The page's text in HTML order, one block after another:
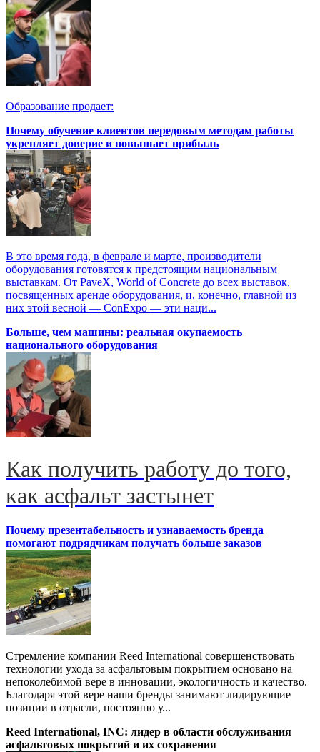
Образование продает:
Почему обучение клиентов передовым методам работы
укрепляет доверие и повышает прибыль
В это время года, в феврале и марте, производители
оборудования готовятся к предстоящим национальным
выставкам. От PaveX, World of Concrete до всех выставок,
посвященных аренде оборудования, и, конечно, главной из
них этой весной — ConExpo — эти наци...
Больше, чем машины: реальная окупаемость
национального оборудования
Как получить работу до того,
как асфальт застынет
Почему презентабельность и узнаваемость бренда
помогают подрядчикам получать больше заказов
Стремление компании Reed International совершенствовать
технологии ухода за асфальтовым покрытием основано на
непоколебимой вере в инновации, экологичность и качество.
Благодаря этой вере наши бренды занимают лидирующие
позиции в отрасли, постоянно у...
Reed International, INC: лидер в области обслуживания
асфальтовых покрытий и их сохранения